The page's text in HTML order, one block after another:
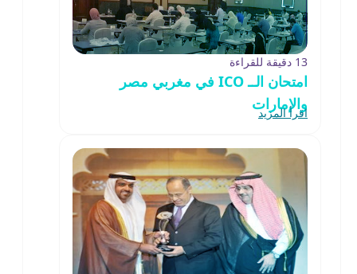
13 دقيقة للقراءة
امتحان الــ ICO في مغربي مصر
والإمارات
اقرأ المزيد